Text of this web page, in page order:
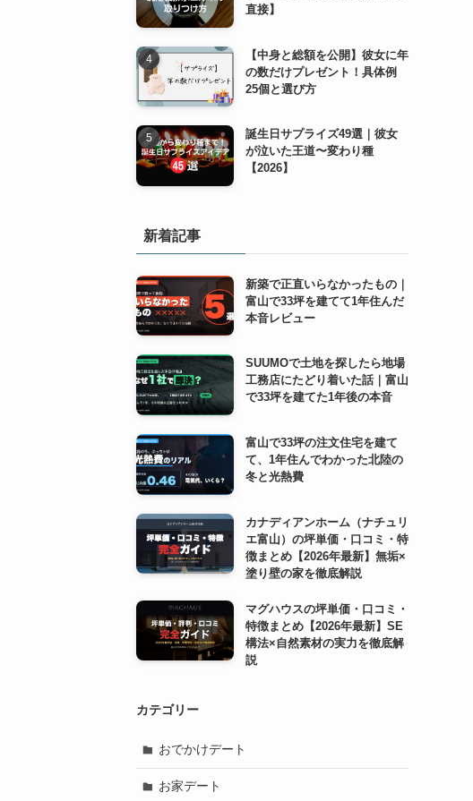
直接】
【中身と総額を公開】彼女に年
の数だけプレゼント！具体例
25個と選び方
誕生日サプライズ49選｜彼女
が泣いた王道〜変わり種
【2026】
新着記事
新築で正直いらなかったもの｜
富山で33坪を建てて1年住んだ
本音レビュー
SUUMOで土地を探したら地場
工務店にたどり着いた話｜富山
で33坪を建てた1年後の本音
富山で33坪の注文住宅を建て
て、1年住んでわかった北陸の
冬と光熱費
カナディアンホーム（ナチュリ
エ富山）の坪単価・口コミ・特
徴まとめ【2026年最新】無垢×
塗り壁の家を徹底解説
マグハウスの坪単価・口コミ・
特徴まとめ【2026年最新】SE
構法×自然素材の実力を徹底解
説
カテゴリー
おでかけデート
お家デート